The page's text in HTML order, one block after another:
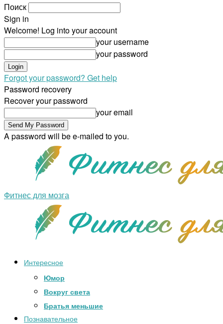
Поиск
Sign in
Welcome! Log into your account
your username
your password
Forgot your password? Get help
Password recovery
Recover your password
your email
A password will be e-mailed to you.
Фитнес для мозга
Интересное
Юмор
Вокруг света
Братья меньшие
Познавательное